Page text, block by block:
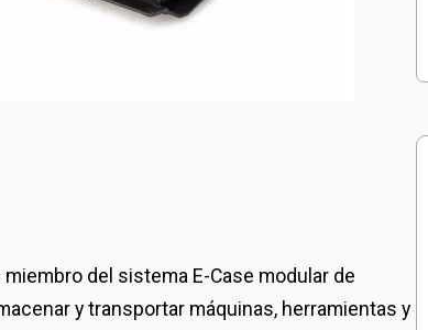
del sistema E-Case modular de
y transportar máquinas, herramientas y